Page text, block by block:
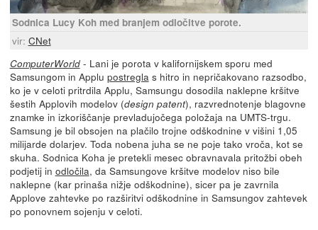
Sodnica Lucy Koh med branjem odločitve porote.
vir: CNet
ComputerWorld- Lani je porota v kalifornijskem sporu med
Samsungom in Applu postreglas hitro in nepričakovano razsodbo,
ko je v celoti pritrdila Applu, Samsungu dosodila naklepne kršitve
šestih Applovih modelov (design patent), razvrednotenje blagovne
znamke in izkoriščanje prevladujočega položaja na UMTS-trgu.
Samsung je bil obsojen na plačilo trojne odškodnine v višini 1,05
milijarde dolarjev. Toda nobena juha se ne poje tako vroča, kot se
skuha. Sodnica Koha je pretekli mesec obravnavala pritožbi obeh
podjetij in odločila, da Samsungove kršitve modelov niso bile
naklepne (kar prinaša nižje odškodnine), sicer pa je zavrnila
Applove zahtevke po razširitvi odškodnine in Samsungov zahtevek
po ponovnem sojenju v celoti.